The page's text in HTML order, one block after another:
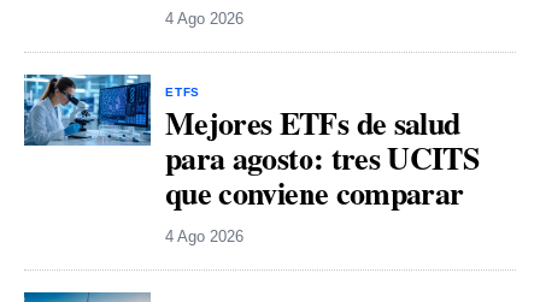
4 Ago 2026
ETFS
Mejores ETFs de salud
para agosto: tres UCITS
que conviene comparar
4 Ago 2026